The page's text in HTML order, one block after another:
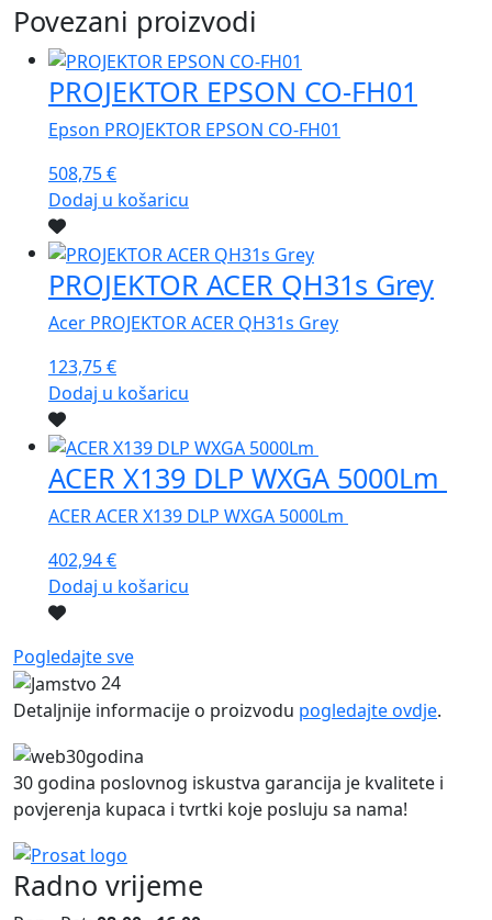
Povezani proizvodi
PROJEKTOR EPSON CO-FH01
Epson PROJEKTOR EPSON CO-FH01
508,75€
Dodaj u košaricu
PROJEKTOR ACER QH31s Grey
Acer PROJEKTOR ACER QH31s Grey
123,75€
Dodaj u košaricu
ACER X139 DLP WXGA 5000Lm
ACER ACER X139 DLP WXGA 5000Lm
402,94€
Dodaj u košaricu
Pogledajte sve
24
Detaljnije informacije o proizvodu pogledajte ovdje.
30 godina poslovnog iskustva garancija je kvalitete i
povjerenja kupaca i tvrtki koje posluju sa nama!
Radno vrijeme